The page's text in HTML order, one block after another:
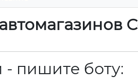
пишите боту: